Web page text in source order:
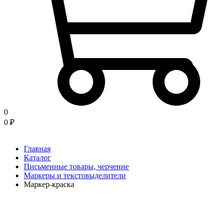
0
0 ₽
Главная
Каталог
Письменные товары, черчение
Маркеры и текстовыделители
Маркер-краска